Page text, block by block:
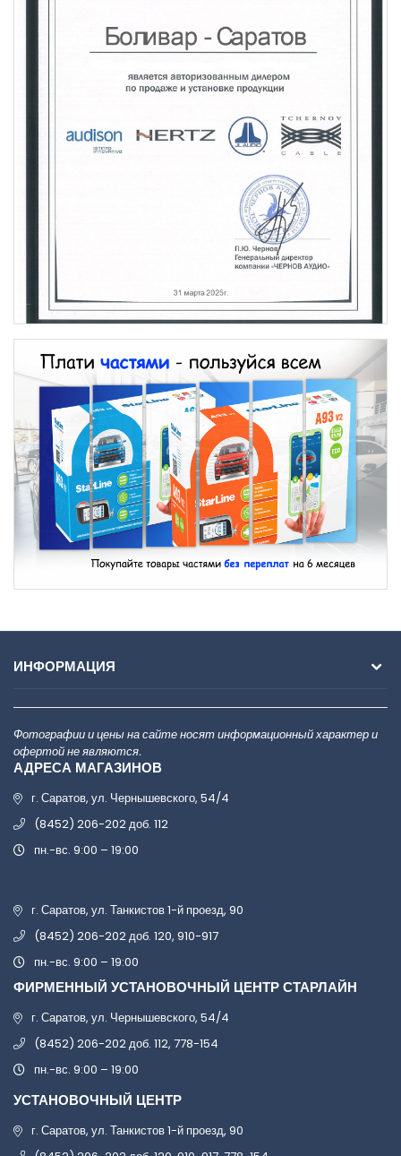
ИНФОРМАЦИЯ
Фотографии и цены на сайте носят информационный характер и
офертой не являются.
АДРЕСА МАГАЗИНОВ
г. Саратов, ул. Чернышевского, 54/4
(8452) 206-202 доб. 112
пн.-вс. 9:00 – 19:00
г. Саратов, ул. Танкистов 1-й проезд, 90
(8452) 206-202 доб. 120, 910-917
пн.-вс. 9:00 – 19:00
ФИРМЕННЫЙ УСТАНОВОЧНЫЙ ЦЕНТР СТАРЛАЙН
г. Саратов, ул. Чернышевского, 54/4
(8452) 206-202 доб. 112, 778-154
пн.-вс. 9:00 – 19:00
УСТАНОВОЧНЫЙ ЦЕНТР
г. Саратов, ул. Танкистов 1-й проезд, 90